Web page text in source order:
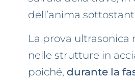
dell’anima
La prova
nelle strutture in
poiché, durante la